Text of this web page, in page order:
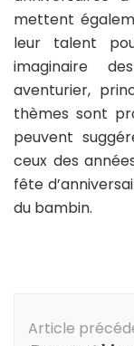
mettent
leur talent
imaginaire
aventurier,
thèmes sont
peuvent
ceux des
fête
du bambin.
d'article
Article